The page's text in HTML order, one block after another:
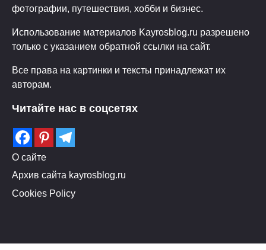
фотографии, путешествия, хобби и бизнес.
Использование материалов Kayrosblog.ru разрешено
только с указанием обратной ссылки на сайт.
Все права на картинки и тексты принадлежат их
авторам.
Читайте нас в соцсетях
О сайте
Архив сайта kayrosblog.ru
Cookies Policy